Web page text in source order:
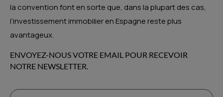
la convention font en sorte que, dans la plupart des cas,
l’investissement immobilier en Espagne reste plus
avantageux.
ENVOYEZ-NOUS VOTRE EMAIL POUR RECEVOIR
NOTRE NEWSLETTER.